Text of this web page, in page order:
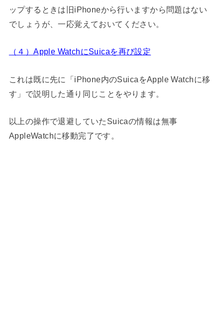
ップするときは旧iPhoneから行いますから問題はない
でしょうが、一応覚えておいてください。
（４）Apple WatchにSuicaを再び設定
これは既に先に「iPhone内のSuicaをApple Watchに移
す」で説明した通り同じことをやります。
以上の操作で退避していたSuicaの情報は無事
AppleWatchに移動完了です。